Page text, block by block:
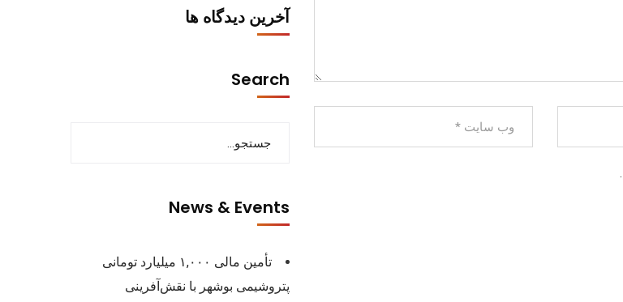
آخرین دیدگاه ها
Search
News & Events
تأمین مالی ۱,۰۰۰ میلیارد تومانی
پتروشیمی بوشهر با نقش‌آفرینی